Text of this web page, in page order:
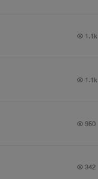
1.1k
1.1k
950
342